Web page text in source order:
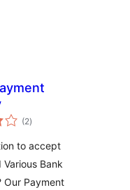
(2Bewertungen
insgesamt
)
to accept
Bank
Our Payment